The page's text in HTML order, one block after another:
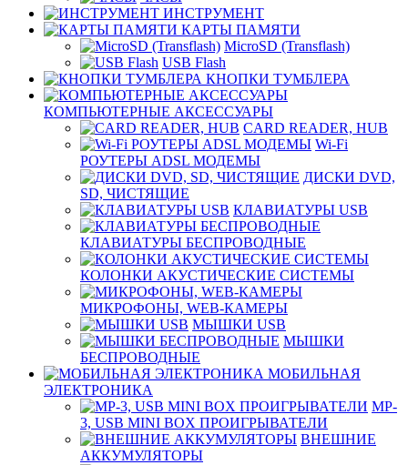
ИНСТРУМЕНТ
КАРТЫ ПАМЯТИ
MicroSD (Transflash)
USB Flash
КНОПКИ ТУМБЛЕРА
КОМПЬЮТЕРНЫЕ АКСЕССУАРЫ
CARD READER, HUB
Wi-Fi
РОУТЕРЫ ADSL МОДЕМЫ
ДИСКИ DVD,
SD, ЧИСТЯЩИЕ
КЛАВИАТУРЫ USB
КЛАВИАТУРЫ БЕСПРОВОДНЫЕ
КОЛОНКИ АКУСТИЧЕСКИЕ СИСТЕМЫ
МИКРОФОНЫ, WEB-КАМЕРЫ
МЫШКИ USB
МЫШКИ
БЕСПРОВОДНЫЕ
МОБИЛЬНАЯ
ЭЛЕКТРОНИКА
MP-
3, USB MINI BOX ПРОИГРЫВАТЕЛИ
ВНЕШНИЕ
АККУМУЛЯТОРЫ